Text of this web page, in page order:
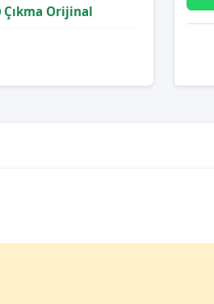
Çıkma Orijinal